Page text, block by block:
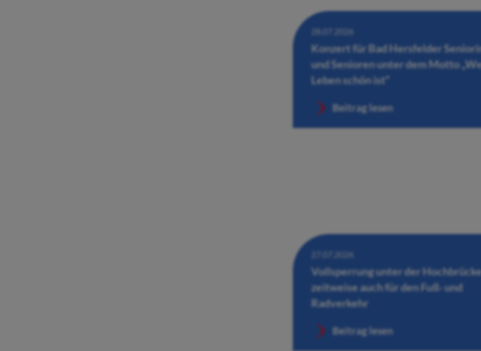
28.07.2026
Konzert für Bad Hersfelder
und Senioren unter dem Motto
Leben schön ist“
Beitrag lesen
27.07.2026
Vollsperrung unter der
zeitweise auch für den Fuß- und
Radverkehr
Beitrag lesen